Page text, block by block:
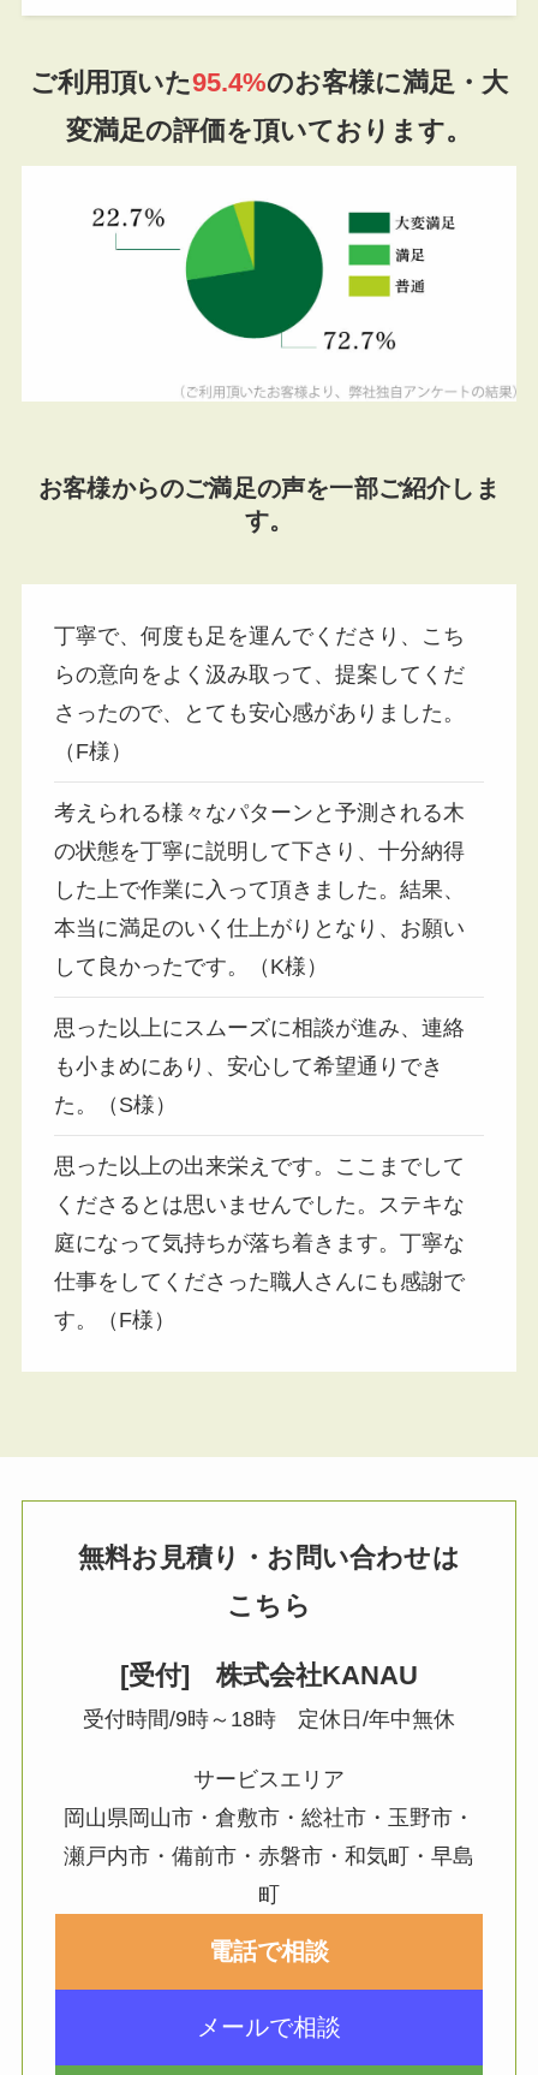
ご利用頂いた95.4%のお客様に満足・大
変満足の評価を頂いております。
お客様からのご満足の声を一部ご紹介しま
す。
丁寧で、何度も足を運んでくださり、こち
らの意向をよく汲み取って、提案してくだ
さったので、とても安心感がありました。
（F様）
考えられる様々なパターンと予測される木
の状態を丁寧に説明して下さり、十分納得
した上で作業に入って頂きました。結果、
本当に満足のいく仕上がりとなり、お願い
して良かったです。（K様）
思った以上にスムーズに相談が進み、連絡
も小まめにあり、安心して希望通りでき
た。（S様）
思った以上の出来栄えです。ここまでして
くださるとは思いませんでした。ステキな
庭になって気持ちが落ち着きます。丁寧な
仕事をしてくださった職人さんにも感謝で
す。（F様）
無料お見積り・お問い合わせは
こちら
[受付] 株式会社KANAU
受付時間/9時～18時 定休日/年中無休
サービスエリア
岡山県岡山市・倉敷市・総社市・玉野市・
瀬戸内市・備前市・赤磐市・和気町・早島
町
電話で相談
メールで相談